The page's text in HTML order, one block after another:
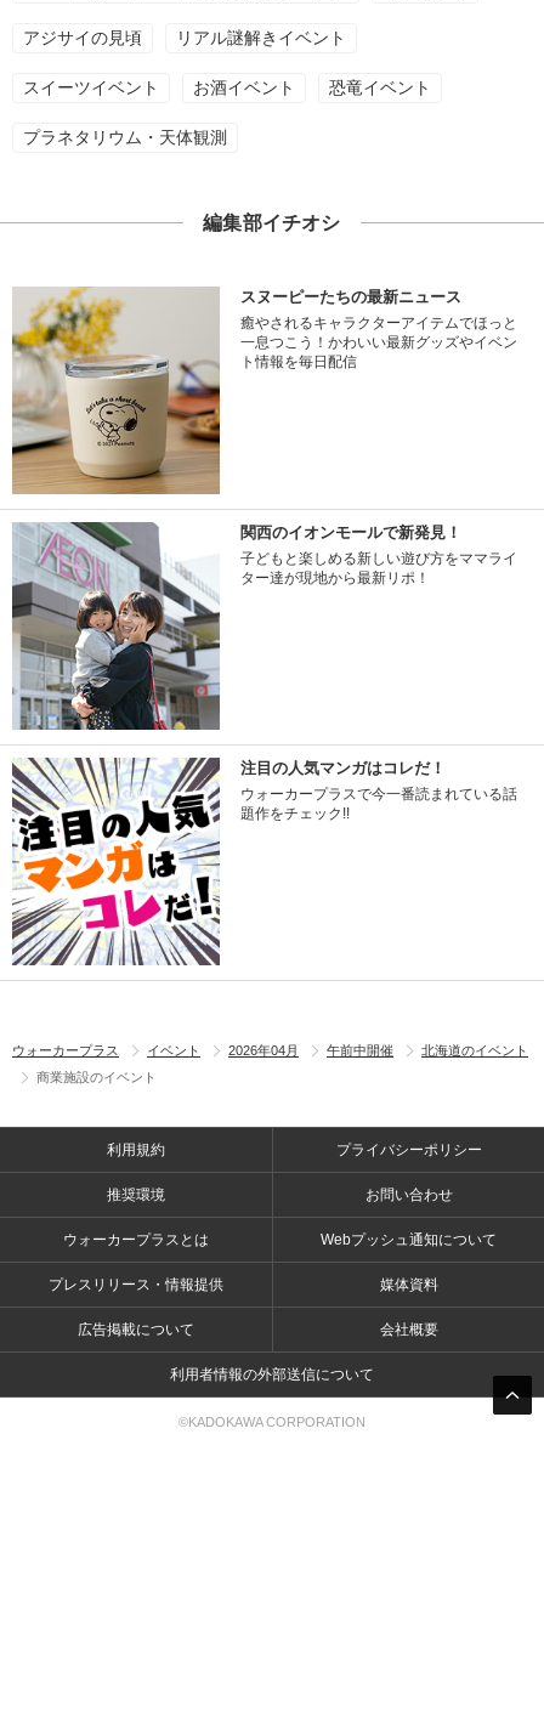
アジサイの見頃 リアル謎解きイベント
スイーツイベント お酒イベント 恐竜イベント
プラネタリウム・天体観測
編集部イチオシ
スヌーピーたちの最新ニュース
癒やされるキャラクターアイテムでほっと
一息つこう！かわいい最新グッズやイベン
ト情報を毎日配信
関西のイオンモールで新発見！
子どもと楽しめる新しい遊び方をママライ
ター達が現地から最新リポ！
注目の人気マンガはコレだ！
ウォーカープラスで今一番読まれている話
題作をチェック!!
ウォーカープラス イベント 2026年04月 午前中開催
北海道のイベント
商業施設のイベント
利用規約 プライバシーポリシー
推奨環境 お問い合わせ
ウォーカープラスとは Webプッシュ通知について
プレスリリース・情報提供 媒体資料
広告掲載について 会社概要
利用者情報の外部送信について
©KADOKAWA CORPORATION